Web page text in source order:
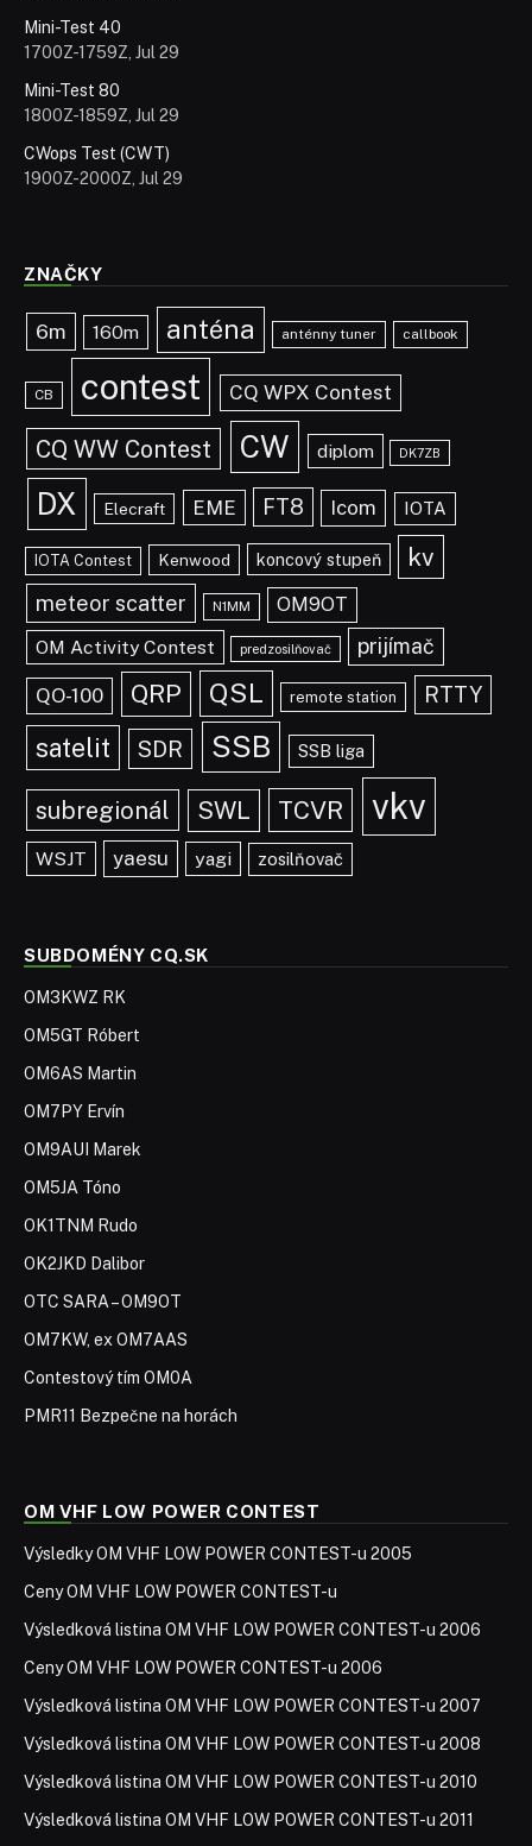
Mini-Test 40
1700Z-1759Z, Jul 29
Mini-Test 80
1800Z-1859Z, Jul 29
CWops Test (CWT)
1900Z-2000Z, Jul 29
ZNAČKY
6m 160m anténa anténny tuner callbook
CB contest CQ WPX Contest
CQ WW Contest CW diplom DK7ZB
DX Elecraft EME FT8 Icom IOTA
IOTA Contest Kenwood koncový stupeň kv
meteor scatter N1MM
OM9OT
OM Activity Contest
predzosilňovač prijímač
QO-100 QRP QSL remote station RTTY
satelit SDR SSB SSB liga
subregionál SWL TCVR vkv
WSJT yaesu yagi zosilňovač
SUBDOMÉNY CQ.SK
OM3KWZ RK
OM5GT Róbert
OM6AS Martin
OM7PY Ervín
OM9AUI Marek
OM5JA Tóno
OK1TNM Rudo
OK2JKD Dalibor
OTC SARA – OM9OT
OM7KW, ex OM7AAS
Contestový tím OM0A
PMR11 Bezpečne na horách
OM VHF LOW POWER CONTEST
Výsledky OM VHF LOW POWER CONTEST-u 2005
Ceny OM VHF LOW POWER CONTEST-u
Výsledková listina OM VHF LOW POWER CONTEST-u 2006
Ceny OM VHF LOW POWER CONTEST-u 2006
Výsledková listina OM VHF LOW POWER CONTEST-u 2007
Výsledková listina OM VHF LOW POWER CONTEST-u 2008
Výsledková listina OM VHF LOW POWER CONTEST-u 2010
Výsledková listina OM VHF LOW POWER CONTEST-u 2011